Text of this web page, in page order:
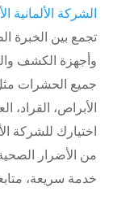
الشركة
تجمع بين الخبرة
وأجهزة الكشف
جميع الحشرات
الأبراص، القراد،
اختيارك للشركة
من الأضرار
خدمة سريعة،